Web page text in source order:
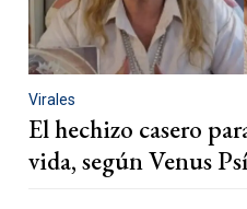
Virales
El hechizo casero
vida, según Venus